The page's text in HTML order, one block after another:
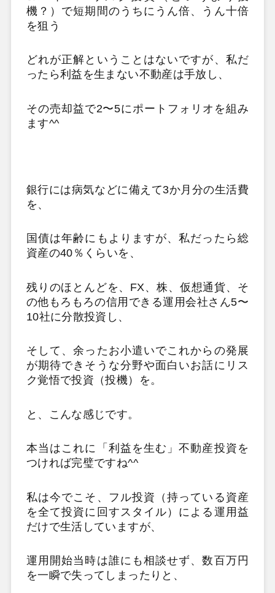
機？）で短期間のうちにうん倍、うん十倍
を狙う
どれが正解ということはないですが、私だ
ったら利益を生まない不動産は手放し、
その売却益で2〜5にポートフォリオを組み
ます^^
銀行には病気などに備えて3か月分の生活費
を、
国債は年齢にもよりますが、私だったら総
資産の40％くらいを、
残りのほとんどを、FX、株、仮想通貨、そ
の他もろもろの信用できる運用会社さん5〜
10社に分散投資し、
そして、余ったお小遣いでこれからの発展
が期待できそうな分野や面白いお話にリス
ク覚悟で投資（投機）を。
と、こんな感じです。
本当はこれに「利益を生む」不動産投資を
つければ完璧ですね^^
私は今でこそ、フル投資（持っている資産
を全て投資に回すスタイル）による運用益
だけで生活していますが、
運用開始当時は誰にも相談せず、数百万円
を一瞬で失ってしまったりと、